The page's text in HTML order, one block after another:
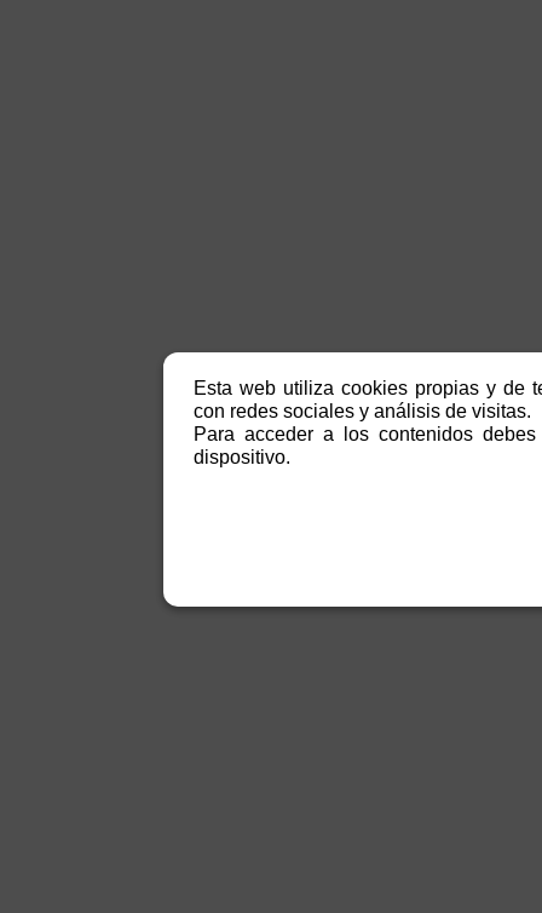
Esta web utiliza cookies propias y de
con redes sociales y análisis de visitas.
Para acceder a los contenidos
dispositivo.